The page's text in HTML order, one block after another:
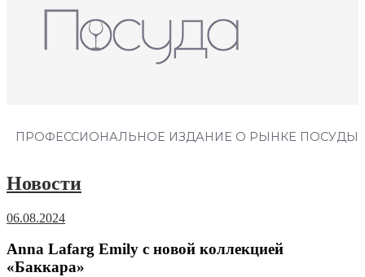
ПРОФЕССИОНАЛЬНОЕ ИЗДАНИЕ О РЫНКЕ ПОСУДЫ
Новости
06.08.2024
Anna Lafarg Emily c новой коллекцией
«Баккара»